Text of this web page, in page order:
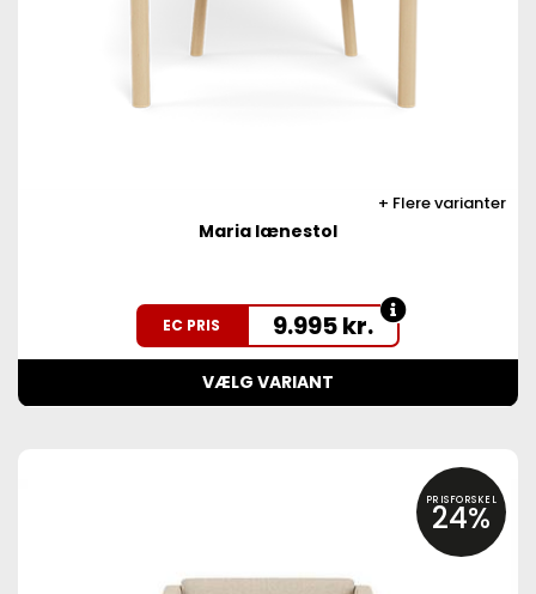
Flere varianter
Maria lænestol
EC PRIS 9.995kr.
VÆLG VARIANT
PRISFORSKEL
24%